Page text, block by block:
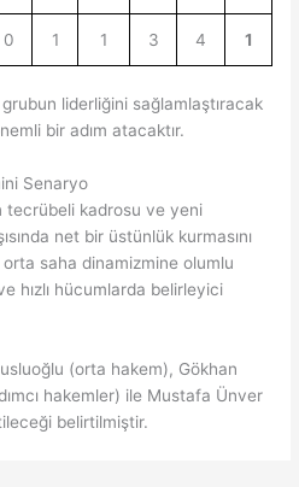
0 1 1 3 4 1
liderliğini sağlamlaştıracak
bir adım atacaktır.
Senaryo
tecrübeli kadrosu ve yeni
net bir üstünlük kurmasını
orta saha dinamizmine olumlu
hızlı hücumlarda belirleyici
(orta hakem), Gökhan
hakemler) ile Mustafa Ünver
belirtilmiştir.